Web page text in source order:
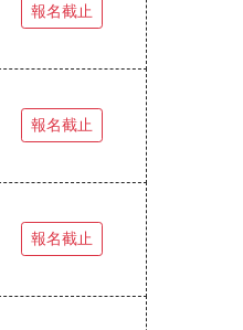
報名截止
報名截止
報名截止